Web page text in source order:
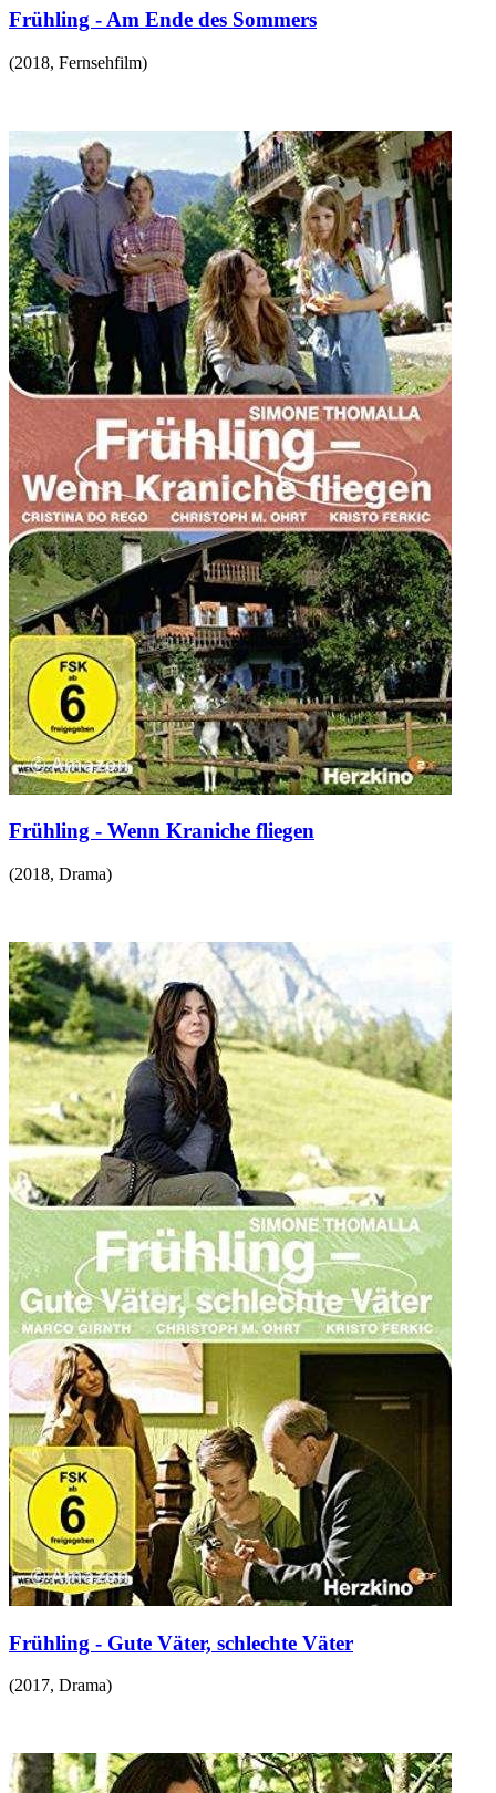
Frühling - Am Ende des Sommers
(2018, Fernsehfilm)
Frühling - Wenn Kraniche fliegen
(2018, Drama)
Frühling - Gute Väter, schlechte Väter
(2017, Drama)